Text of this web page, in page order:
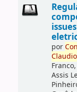
por
Claudio
Assis